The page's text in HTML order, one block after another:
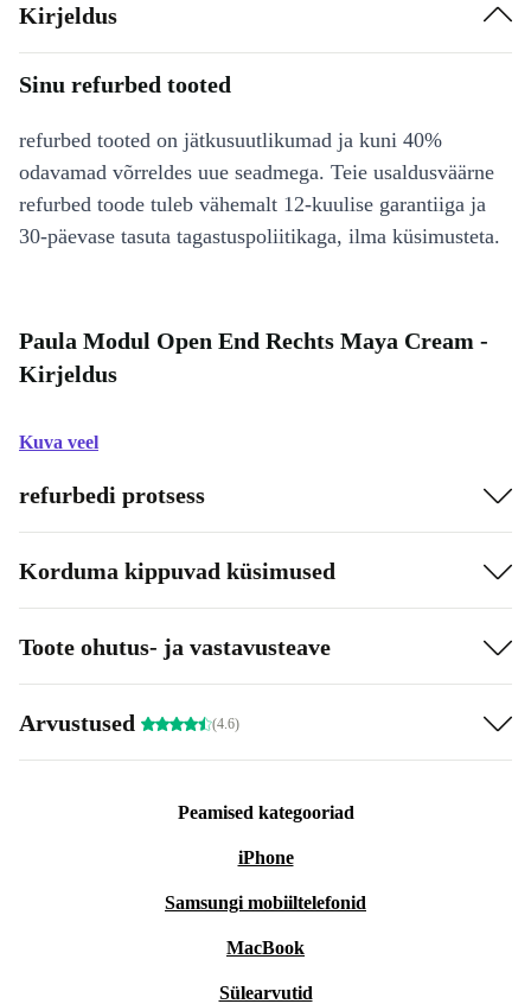
Kirjeldus
Sinu refurbed tooted
refurbed tooted on jätkusuutlikumad ja kuni 40%
odavamad võrreldes uue seadmega. Teie usaldusväärne
refurbed toode tuleb vähemalt 12-kuulise garantiiga ja
30-päevase tasuta tagastuspoliitikaga, ilma küsimusteta.
Paula Modul Open End Rechts Maya Cream -
Kirjeldus
Kuva veel
refurbedi protsess
Korduma kippuvad küsimused
Toote ohutus- ja vastavusteave
Arvustused (4.6)
Peamised kategooriad
iPhone
Samsungi mobiiltelefonid
MacBook
Sülearvutid